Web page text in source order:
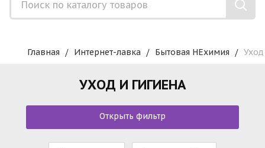
Главная Интернет-лавка Бытовая НЕхимия
УХОД И ГИГИЕНА
Открыть фильтр